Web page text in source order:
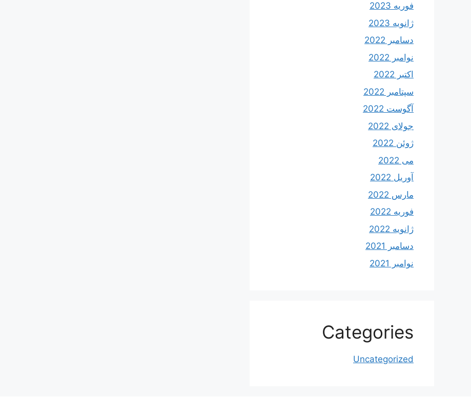
فوریه 2023
ژانویه 2023
دسامبر 2022
نوامبر 2022
اکتبر 2022
سپتامبر 2022
آگوست 2022
جولای 2022
ژوئن 2022
می 2022
آوریل 2022
مارس 2022
فوریه 2022
ژانویه 2022
دسامبر 2021
نوامبر 2021
Categories
Uncategorized